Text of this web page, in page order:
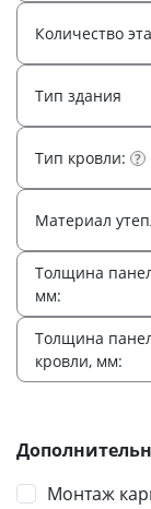
Тип здания
Тип кровли: ?
Материал
Толщина
мм:
Количество
Толщина
кровли, мм:
Монтаж